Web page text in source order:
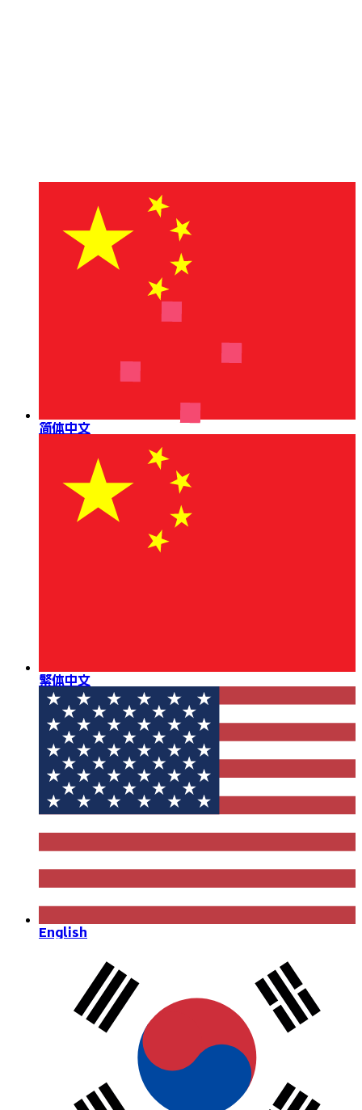
简体中文
繁体中文
English